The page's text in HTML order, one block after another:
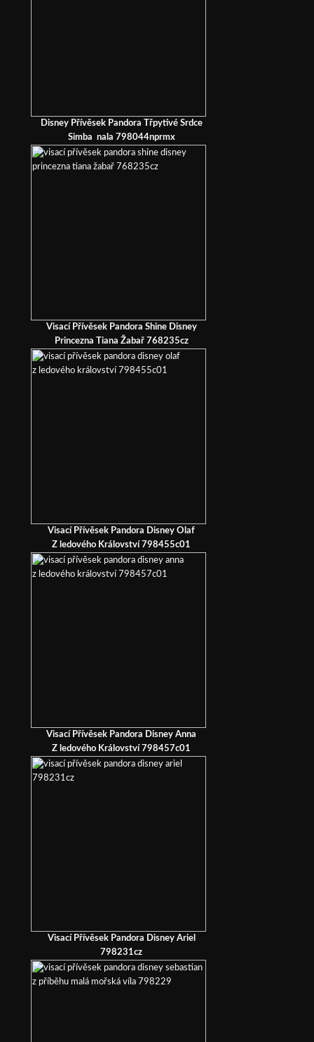
Disney Přívěsek Pandora Třpytivé Srdce
Simba nala 798044nprmx
Visací Přívěsek Pandora Shine Disney
Princezna Tiana Žabař 768235cz
Visací Přívěsek Pandora Disney Olaf
Z ledového Království 798455c01
Visací Přívěsek Pandora Disney Anna
Z ledového Království 798457c01
Visací Přívěsek Pandora Disney Ariel
798231cz